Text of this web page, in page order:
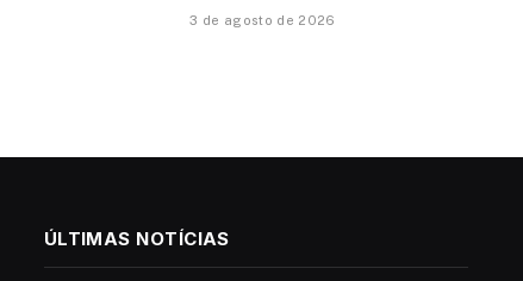
3 de agosto de 2026
ÚLTIMAS NOTÍCIAS